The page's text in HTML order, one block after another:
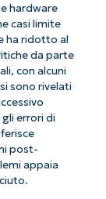
hardware
casi limite
ha ridotto al
da parte
con alcuni
sono rivelati
errori di
post-
appaia